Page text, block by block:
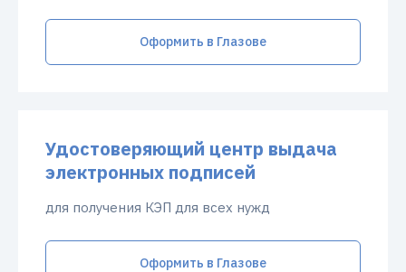
Оформить в Глазове
Удостоверяющий центр выдача
электронных подписей
для получения КЭП для всех нужд
Оформить в Глазове